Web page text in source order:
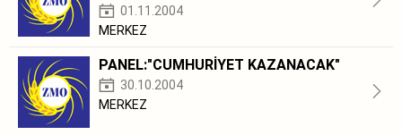
01.11.2004
MERKEZ
PANEL:"CUMHURİYET KAZANACAK"
30.10.2004
MERKEZ